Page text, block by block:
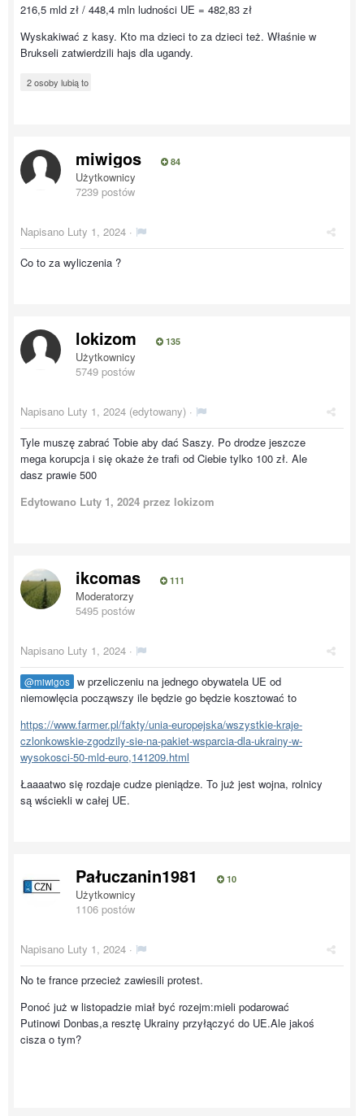
216,5 mld zł / 448,4 mln ludności UE = 482,83 zł
Wyskakiwać z kasy. Kto ma dzieci to za dzieci też. Właśnie w
Brukseli zatwierdzili hajs dla ugandy.
2 osoby lubią to
miwigos 84
Użytkownicy
7239 postów
Napisano Luty 1, 2024 ·
Co to za wyliczenia ?
lokizom 135
Użytkownicy
5749 postów
Napisano Luty 1, 2024 (edytowany) ·
Tyle muszę zabrać Tobie aby dać Saszy. Po drodze jeszcze
mega korupcja i się okaże że trafi od Ciebie tylko 100 zł. Ale
dasz prawie 500
Edytowano Luty 1, 2024 przez lokizom
ikcomas 111
Moderatorzy
5495 postów
Napisano Luty 1, 2024 ·
@miwigos w przeliczeniu na jednego obywatela UE od
niemowlęcia począwszy ile będzie go będzie kosztować to
https://www.farmer.pl/fakty/unia-europejska/wszystkie-kraje-
czlonkowskie-zgodzily-sie-na-pakiet-wsparcia-dla-ukrainy-w-
wysokosci-50-mld-euro,141209.html
Łaaaatwo się rozdaje cudze pieniądze. To już jest wojna, rolnicy
są wściekli w całej UE.
Pałuczanin1981 10
Użytkownicy
1106 postów
Napisano Luty 1, 2024 ·
No te france przecież zawiesili protest.
Ponoć już w listopadzie miał być rozejm:mieli podarować
Putinowi Donbas,a resztę Ukrainy przyłączyć do UE.Ale jakoś
cisza o tym?